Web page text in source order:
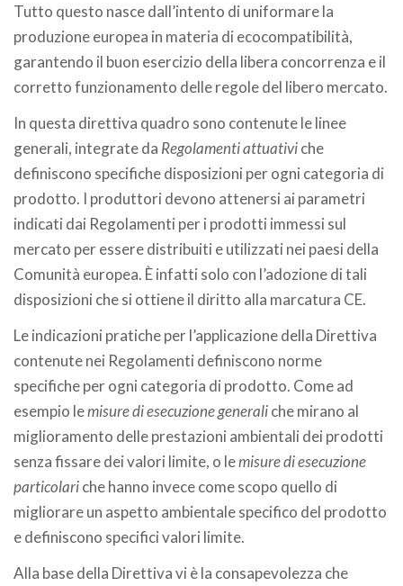
Tutto questo nasce dall’intento di uniformare la
produzione europea in materia di ecocompatibilità,
garantendo il buon esercizio della libera concorrenza e il
corretto funzionamento delle regole del libero mercato.
In questa direttiva quadro sono contenute le linee
generali, integrate da Regolamenti attuativiche
definiscono specifiche disposizioni per ogni categoria di
prodotto. I produttori devono attenersi ai parametri
indicati dai Regolamenti per i prodotti immessi sul
mercato per essere distribuiti e utilizzati nei paesi della
Comunità europea. È infatti solo con l’adozione di tali
disposizioni che si ottiene il diritto alla marcatura CE.
Le indicazioni pratiche per l’applicazione della Direttiva
contenute nei Regolamenti definiscono norme
specifiche per ogni categoria di prodotto. Come ad
esempio lemisure di esecuzione generaliche mirano al
miglioramento delle prestazioni ambientali dei prodotti
senza fissare dei valori limite, o lemisure di esecuzione
particolariche hanno invece come scopo quello di
migliorare un aspetto ambientale specifico del prodotto
e definiscono specifici valori limite.
Alla base della Direttiva vi è la consapevolezza che